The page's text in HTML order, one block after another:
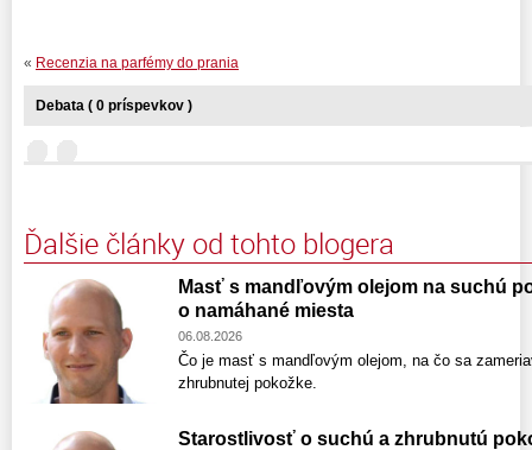
« Recenzia na parfémy do prania
Debata ( 0 príspevkov )
Ďalšie články od tohto blogera
Masť s mandľovým olejom na suchú
o namáhané miesta
06.08.2026
Čo je masť s mandľovým olejom, na čo sa
zhrubnutej pokožke.
Starostlivosť o suchú a zhrubnutú